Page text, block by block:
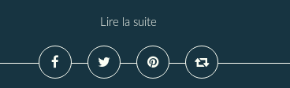
Lire la suite